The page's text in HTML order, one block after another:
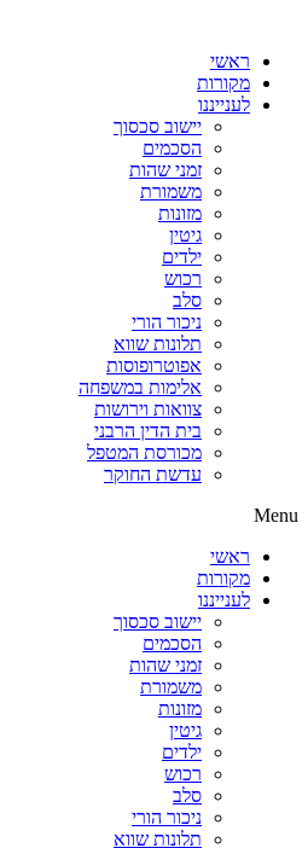
ראשי
מקורות
לענייננו
יישוב סכסוך
הסכמים
זמני שהות
משמורת
מזונות
גיטין
ילדים
רכוש
סלב
ניכור הורי
תלונות שווא
אפוטרופוסות
אלימות במשפחה
צוואות וירושות
בית הדין הרבני
מכורסת המטפל
עדשת החוקר
Menu
ראשי
מקורות
לענייננו
יישוב סכסוך
הסכמים
זמני שהות
משמורת
מזונות
גיטין
ילדים
רכוש
סלב
ניכור הורי
תלונות שווא